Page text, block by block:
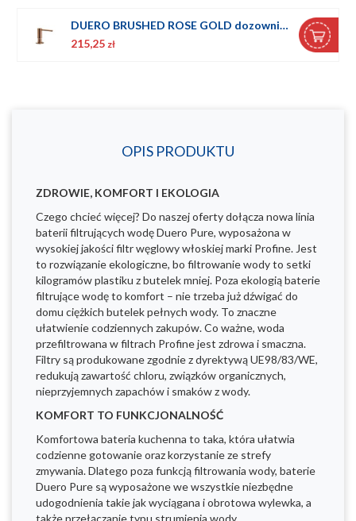
DUERO BRUSHED ROSE GOLD dozownik płynu do naczyń
215,25 zł
OPIS PRODUKTU
ZDROWIE, KOMFORT I EKOLOGIA
Czego chcieć więcej? Do naszej oferty dołącza nowa linia
baterii filtrujących wodę Duero Pure, wyposażona w
wysokiej jakości filtr węglowy włoskiej marki Profine. Jest
to rozwiązanie ekologiczne, bo filtrowanie wody to setki
kilogramów plastiku z butelek mniej. Poza ekologią baterie
filtrujące wodę to komfort – nie trzeba już dźwigać do
domu ciężkich butelek pełnych wody. To znaczne
ułatwienie codziennych zakupów. Co ważne, woda
przefiltrowana w filtrach Profine jest zdrowa i smaczna.
Filtry są produkowane zgodnie z dyrektywą UE98/83/WE,
redukują zawartość chloru, związków organicznych,
nieprzyjemnych zapachów i smaków z wody.
KOMFORT TO FUNKCJONALNOŚĆ
Komfortowa bateria kuchenna to taka, która ułatwia
codzienne gotowanie oraz korzystanie ze strefy
zmywania. Dlatego poza funkcją filtrowania wody, baterie
Duero Pure są wyposażone we wszystkie niezbędne
udogodnienia takie jak wyciągana i obrotowa wylewka, a
także przełączanie typu strumienia wody.